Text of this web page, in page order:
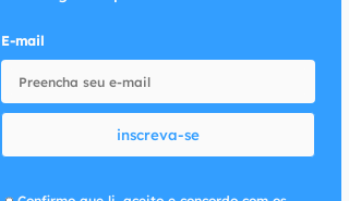
E-mail
inscreva-se